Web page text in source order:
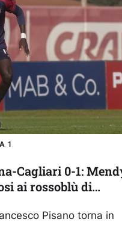
1
Cagliari 0-1:
ai rossoblù di
Pisano torna in